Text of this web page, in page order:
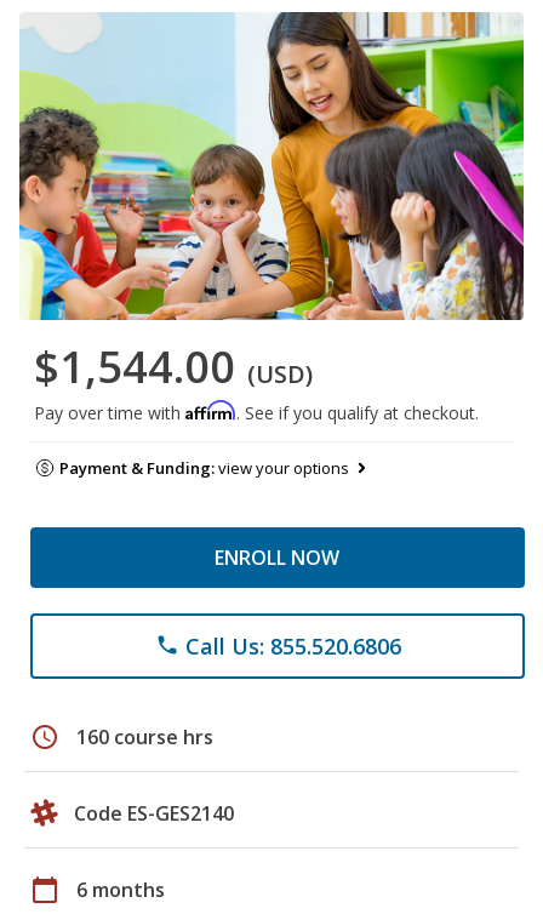
$1,544.00 (USD)
Pay over time with Affirm. See if you qualify at checkout.
Payment & Funding:view your options
ENROLL NOW
phone Call Us: 855.520.6806
schedule 160 course hrs
Code ES-GES2140
calendar_today 6 months